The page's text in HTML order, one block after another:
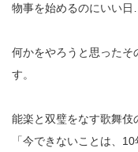
物事を始めるのにいい日
何かをやろうと思った
す。
能楽と双璧をなす歌舞伎
「今できないことは、